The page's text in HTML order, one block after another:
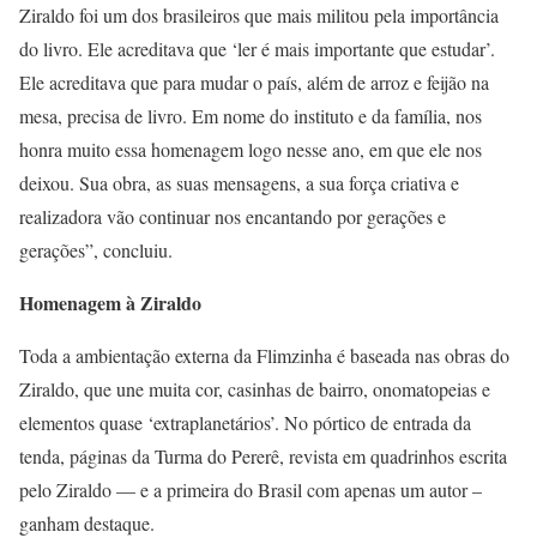
Ziraldo foi um dos brasileiros que mais militou pela importância
do livro. Ele acreditava que ‘ler é mais importante que estudar’.
Ele acreditava que para mudar o país, além de arroz e feijão na
mesa, precisa de livro. Em nome do instituto e da família, nos
honra muito essa homenagem logo nesse ano, em que ele nos
deixou. Sua obra, as suas mensagens, a sua força criativa e
realizadora vão continuar nos encantando por gerações e
gerações”, concluiu.
Homenagem à Ziraldo
Toda a ambientação externa da Flimzinha é baseada nas obras do
Ziraldo, que une muita cor, casinhas de bairro, onomatopeias e
elementos quase ‘extraplanetários’. No pórtico de entrada da
tenda, páginas da Turma do Pererê, revista em quadrinhos escrita
pelo Ziraldo — e a primeira do Brasil com apenas um autor –
ganham destaque.